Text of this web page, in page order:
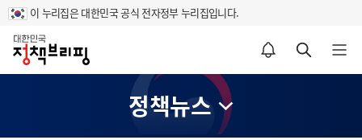
이 누리집은 대한민국 공식 전자정부 누리집입니다.
홈
알림설정 바로가기 검색 바로가기 메뉴 열기
정책뉴스